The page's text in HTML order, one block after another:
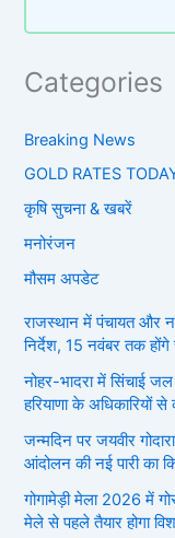
Categories
Breaking News
GOLD RATES
कृषि सुचना & खबरें
मनोरंजन
मौसम अपडेट
राजस्थान में पंचायत और
निर्देश, 15 नवंबर तक होंगे
नोहर-भादरा में सिंचाई
हरियाणा के अधिकारियों से
जन्मदिन पर जयवीर
आंदोलन की नई पारी का
गोगामेड़ी मेला 2026 में
मेले से पहले तैयार होगा